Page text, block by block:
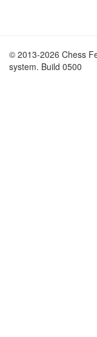
© 2013-2026 Chess
system. Build 0500